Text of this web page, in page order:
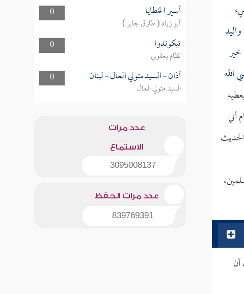
خير
الله
أني
0
أسير الخطايا
أبو زياد ( طارق جابر )
0
تيكوندوا
نظام يعقوبي
0
أذان - السيد متولي العال - لبنان
السيد متولي العال
عدد مرات
الاستماع
3095008137
عدد مرات الحفظ
839769391